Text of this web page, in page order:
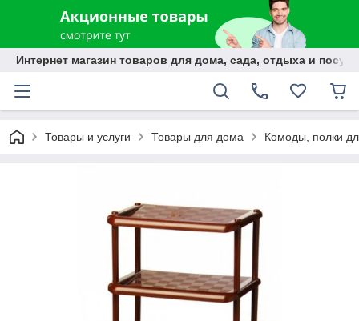
Интернет магазин товаров для дома, сада, отдыха и
Товары и услуги Товары для дома Комоды, полки